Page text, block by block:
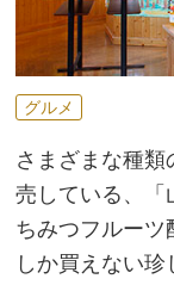
グルメ
さまざまな種
売している、「
ちみつフルー
しか買えない